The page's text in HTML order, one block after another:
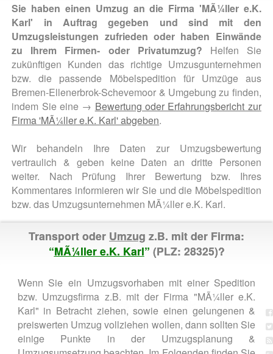
Sie haben einen Umzug an die Firma 'MÃ¼ller e.K.
Karl' in Auftrag gegeben und sind mit den
Umzugsleistungen zufrieden oder haben Einwände
zu Ihrem Firmen- oder Privatumzug? Helfen Sie
zukünftigen Kunden das richtige Umzusgunternehmen
bzw. die passende Möbelspedition für Umzüge aus
Bremen-Ellenerbrok-Schevemoor & Umgebung zu finden,
indem Sie eine → Bewertung oder Erfahrungsbericht zur
Firma 'MÃ¼ller e.K. Karl' abgeben.
Wir behandeln Ihre Daten zur Umzugsbewertung
vertraulich & geben keine Daten an dritte Personen
weiter. Nach Prüfung Ihrer Bewertung bzw. Ihres
Kommentares informieren wir Sie und die Möbelspedition
bzw. das Umzugsunternehmen MÃ¼ller e.K. Karl.
Transport oder Umzug z.B. mit der Firma:
“MÃ¼ller e.K. Karl” (PLZ: 28325)?
Wenn Sie ein Umzugsvorhaben mit einer Spedition
bzw. Umzugsfirma z.B. mit der Firma "MÃ¼ller e.K.
Karl" in Betracht ziehen, sowie einen gelungenen &
preiswerten Umzug vollziehen wollen, dann sollten Sie
einige Punkte in der Umzugsplanung &